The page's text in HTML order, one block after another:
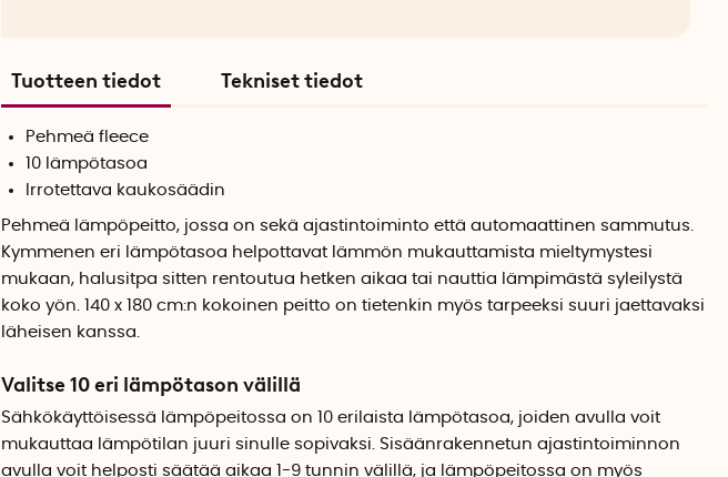
Tuotteen tiedot Tekniset tiedot
Pehmeä fleece
10 lämpötasoa
Irrotettava kaukosäädin
Pehmeä lämpöpeitto, jossa on sekä ajastintoiminto että automaattinen sammutus.
Kymmenen eri lämpötasoa helpottavat lämmön mukauttamista mieltymystesi
mukaan, halusitpa sitten rentoutua hetken aikaa tai nauttia lämpimästä syleilystä
koko yön. 140 x 180 cm:n kokoinen peitto on tietenkin myös tarpeeksi suuri jaettavaksi
läheisen kanssa.
Valitse 10 eri lämpötason välillä
Sähkökäyttöisessä lämpöpeitossa on 10 erilaista lämpötasoa, joiden avulla voit
mukauttaa lämpötilan juuri sinulle sopivaksi. Sisäänrakennetun ajastintoiminnon
avulla voit helposti säätää aikaa 1-9 tunnin välillä, ja lämpöpeitossa on myös